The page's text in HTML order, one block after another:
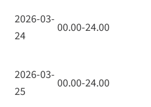
2026-03-
24
00.00-24.00
2026-03-
25
00.00-24.00